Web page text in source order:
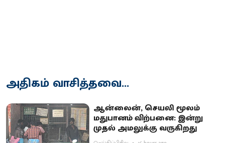
அதிகம் வாசித்தவை...
ஆன்லைன், செயலி மூலம்
மதுபானம் விற்பனை: இன்று
முதல் அமலுக்கு வருகிறது